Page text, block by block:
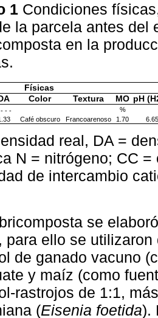
1 Condiciones
la parcela antes del
en la
Físicas
DA Color Textura MO pH
- - -
%
Café obscuro Francoarenoso 1.70 6.65
real, DA =
N = nitrógeno; CC
de intercambio
se
para ello se
de ganado vacuno
y maíz (como
rastrojos de 1:1,
(Eisenia foetida).